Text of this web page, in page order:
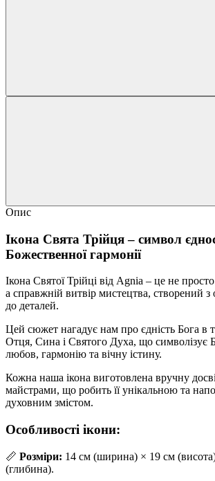
Опис
Ікона Свята Трійця – символ
Божественної гармонії
Ікона Святої Трійці від Agnia – це не
а справжній витвір мистецтва, створений
до деталей.
Цей сюжет нагадує нам про єдність Бога в
Отця, Сина і Святого Духа, що символізує
любов, гармонію та вічну істину.
Кожна наша ікона виготовлена вручну
майстрами, що робить її унікальною та
духовним змістом.
Особливості ікони:
📏 Розміри: 14 см (ширина) × 19 см
(глибина).